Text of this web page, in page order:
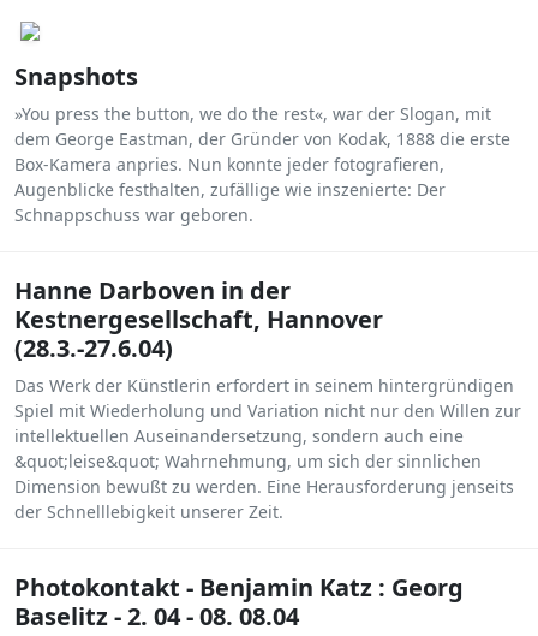
Snapshots
»You press the button, we do the rest«, war der Slogan, mit
dem George Eastman, der Gründer von Kodak, 1888 die erste
Box-Kamera anpries. Nun konnte jeder fotografieren,
Augenblicke festhalten, zufällige wie inszenierte: Der
Schnappschuss war geboren.
Hanne Darboven in der
Kestnergesellschaft, Hannover
(28.3.-27.6.04)
Das Werk der Künstlerin erfordert in seinem hintergründigen
Spiel mit Wiederholung und Variation nicht nur den Willen zur
intellektuellen Auseinandersetzung, sondern auch eine
&quot;leise&quot; Wahrnehmung, um sich der sinnlichen
Dimension bewußt zu werden. Eine Herausforderung jenseits
der Schnelllebigkeit unserer Zeit.
Photokontakt - Benjamin Katz : Georg
Baselitz - 2. 04 - 08. 08.04